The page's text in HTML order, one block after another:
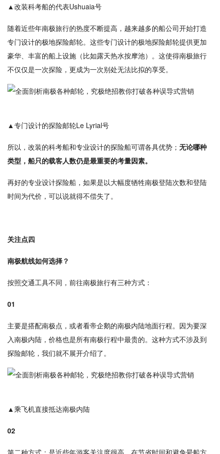
▲改装科考船的代表Ushuaia号
随着近些年南极旅行的热度不断提高，越来越多的船公司开始打造
专门设计的极地探险邮轮。这些专门设计的极地探险邮轮提供更加
豪华、丰富的船上设施（比如露天热水按摩池）。这使得南极旅行
不仅仅是一次探险，更成为一次别处无法比拟的享受。
▲专门设计的探险邮轮Le Lyrial号
所以，改装的科考船和专业设计的探险船可谓各具优势； 无论哪种
类型，船只的载客人数仍是最重要的考量因素。
再好的专业设计探险船，如果是以大幅度牺牲南极登陆次数和登陆
时间为代价，可以说就得不偿失了。
关注点四
南极航线如何选择？
按照交通工具不同，前往南极旅行有三种方式：
01
主要是搭配南极点，或者看帝企鹅的南极内陆地面行程。因为要深
入南极内陆，价格也是所有南极行程中最贵的。这种方式不涉及到
探险邮轮，我们就不展开介绍了。
▲乘飞机直接抵达南极内陆
02
第二种方式：是近些年游客关注度很高，在节省时间和避免晕船方